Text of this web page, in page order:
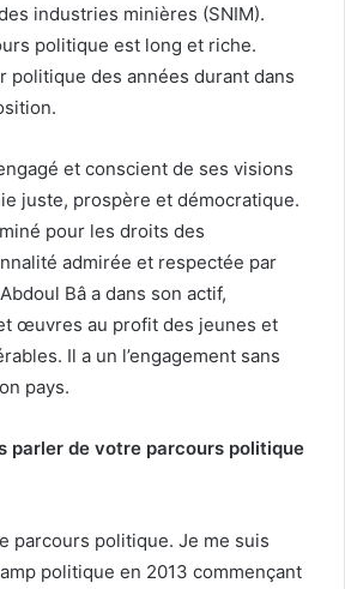
industries minières (SNIM).
politique est long et riche.
politique des années durant dans
et conscient de ses visions
juste, prospère et démocratique.
pour les droits des
admirée et respectée par
Bâ a dans son actif,
œuvres au profit des jeunes et
Il a un l’engagement sans
pays.
parler de votre parcours politique
parcours politique. Je me suis
politique en 2013 commençant